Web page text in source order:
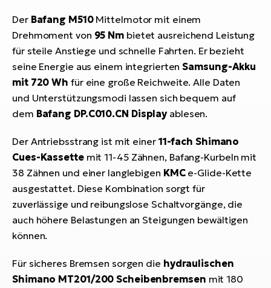
Der Bafang M510Mittelmotor mit einem
Drehmoment von 95 Nm bietet ausreichend Leistung
für steile Anstiege und schnelle Fahrten. Er bezieht
seine Energie aus einem integriertenSamsung-Akku
mit 720 Wh für eine große Reichweite. Alle Daten
und Unterstützungsmodi lassen sich bequem auf
dem Bafang DP.C010.CN Displayablesen.
Der Antriebsstrang ist mit einer 11-fach Shimano
Cues-Kassettemit 11-45 Zähnen, Bafang-Kurbeln mit
38 Zähnen und einer langlebigen KMCe-Glide-Kette
ausgestattet. Diese Kombination sorgt für
zuverlässige und reibungslose Schaltvorgänge, die
auch höhere Belastungen an Steigungen bewältigen
können.
Für sicheres Bremsen sorgen die hydraulischen
Shimano MT201/200 Scheibenbremsen mit 180